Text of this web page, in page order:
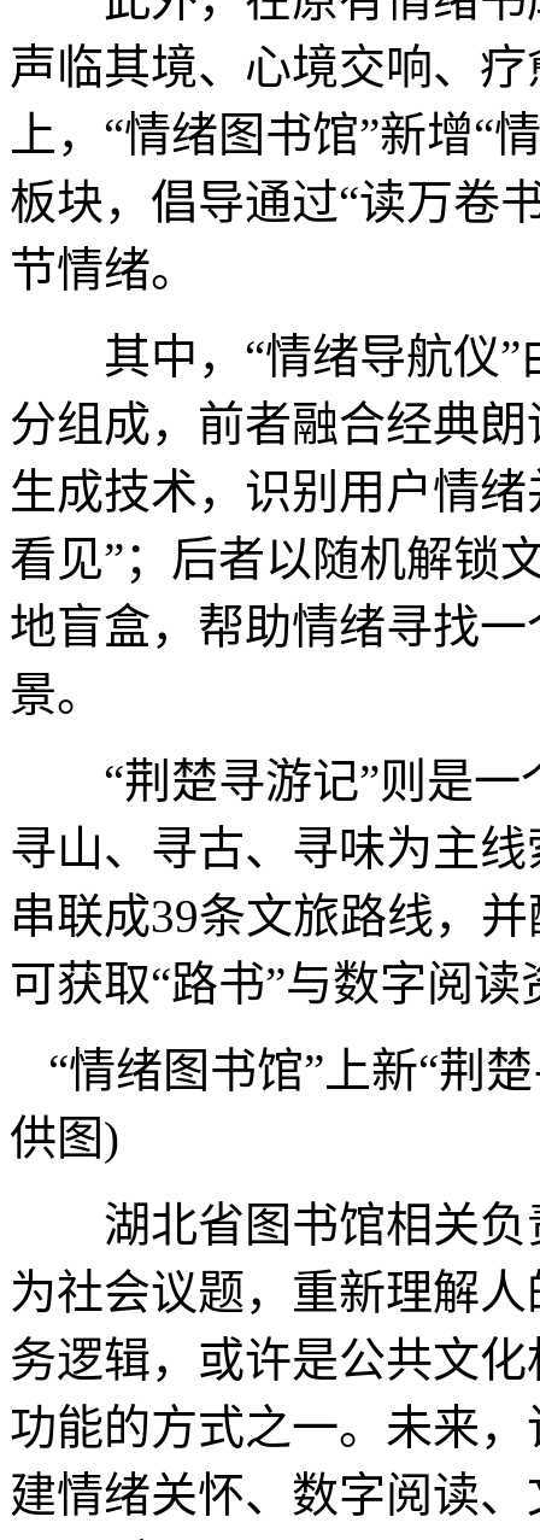
声临其境、心境交响、
上，“情绪图书馆”新增“
板块，倡导通过“读万卷
节情绪。
其中，“情绪导航仪”
分组成，前者融合经典
生成技术，识别用户情
看见”；后者以随机解锁
地盲盒，帮助情绪寻找
景。
“荆楚寻游记”则是一
寻山、寻古、寻味为主
串联成39条文旅路线，
可获取“路书”与数字阅读
“情绪图书馆”上新“荆
供图)
湖北省图书馆相关负
为社会议题，重新理解
务逻辑，或许是公共文
功能的方式之一。未来
建情绪关怀、数字阅读